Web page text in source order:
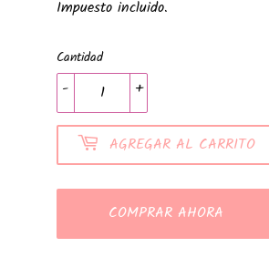
Impuesto incluido.
Cantidad
+
-
AGREGAR AL CARRITO
COMPRAR AHORA